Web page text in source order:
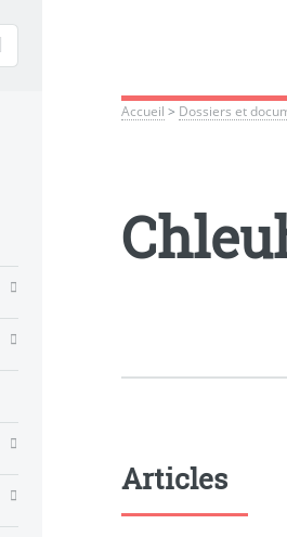
Accueil > Dossiers et
Articles